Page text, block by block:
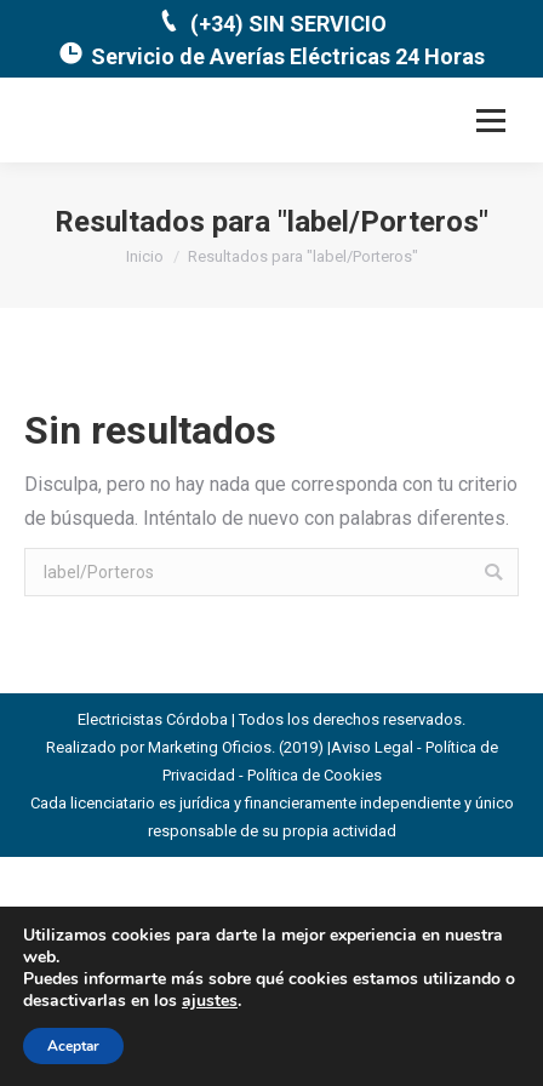
(+34) SIN SERVICIO
Servicio de Averías Eléctricas 24 Horas
Resultados para "label/Porteros"
Estás aquí:
Inicio Resultados para "label/Porteros"
Sin resultados
Disculpa, pero no hay nada que corresponda con tu criterio
de búsqueda. Inténtalo de nuevo con palabras diferentes.
Buscar:
Electricistas Córdoba | Todos los derechos reservados.
Realizado por Marketing Oficios. (2019) |Aviso Legal - Política de
Privacidad - Política de Cookies
Cada licenciatario es jurídica y financieramente independiente y único
responsable de su propia actividad
Utilizamos cookies para darte la mejor experiencia en nuestra
web.
Puedes informarte más sobre qué cookies estamos utilizando o
desactivarlas en los ajustes.
Aceptar